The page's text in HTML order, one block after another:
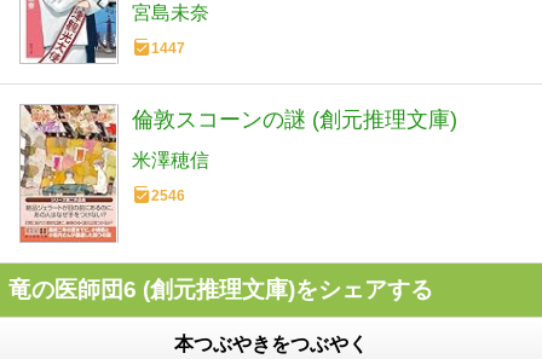
宮島未奈
1447
倫敦スコーンの謎 (創元推理文庫)
米澤穂信
2546
竜の医師団6 (創元推理文庫)をシェアする
本つぶやきをつぶやく